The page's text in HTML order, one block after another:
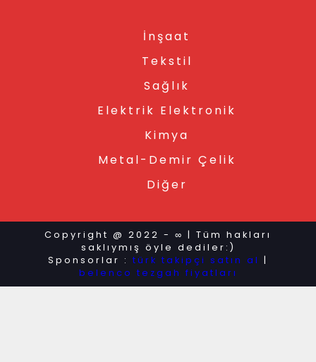
İnşaat
Tekstil
Sağlık
Elektrik Elektronik
Kimya
Metal-Demir Çelik
Diğer
Copyright @ 2022 - ∞ | Tüm hakları
saklıymış öyle dediler:)
Sponsorlar : türk takipçi satın al
belenco tezgah fiyatları